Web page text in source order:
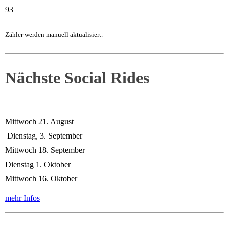
93
Zähler werden manuell aktualisiert.
Nächste Social Rides
Mittwoch 21. August
Dienstag, 3. September
Mittwoch 18. September
Dienstag 1. Oktober
Mittwoch 16. Oktober
mehr Infos